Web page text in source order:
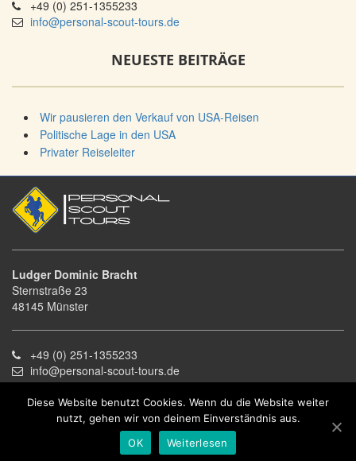
+49 (0) 251-1355233
info@personal-scout-tours.de
NEUESTE BEITRÄGE
Wir pausieren den Verkauf von USA-Reisen
Politische Lage in den USA
Privater Reiseleiter
Ludger Dominic Bracht
Sternstraße 23
48145 Münster
+49 (0) 251-1355233
info@personal-scout-tours.de
Datenschutzerklärung
Diese Website benutzt Cookies. Wenn du die Website weiter
nutzt, gehen wir von deinem Einverständnis aus.
OK
Weiterlesen